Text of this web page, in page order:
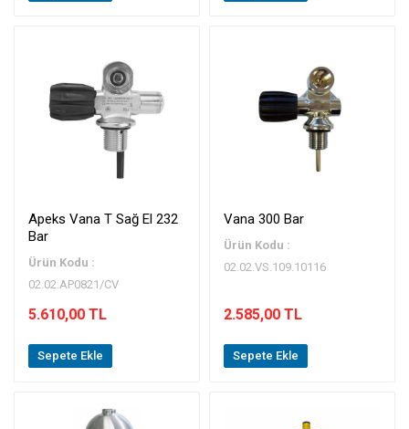
Apeks Vana T Sağ El 232
Bar
Ürün Kodu :
02.02.AP0821/CV
5.610,00 TL
Sepete Ekle
Vana 300 Bar
Ürün Kodu :
02.02.VS.109.10116
2.585,00 TL
Sepete Ekle